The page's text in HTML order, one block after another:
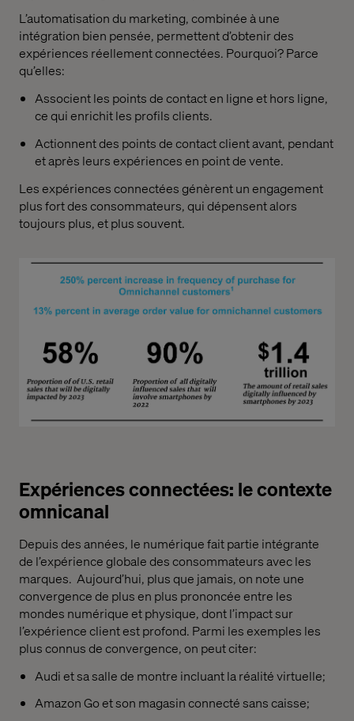
L’automatisation du marketing, combinée à une
intégration bien pensée, permettent d’obtenir des
expériences réellement connectées. Pourquoi? Parce
qu’elles:
Associent les points de contact en ligne et hors ligne,
ce qui enrichit les profils clients.
Actionnent des points de contact client avant, pendant
et après leurs expériences en point de vente.
Les expériences connectées génèrent un engagement
plus fort des consommateurs, qui dépensent alors
toujours plus, et plus souvent.
Expériences connectées: le contexte
omnicanal
Depuis des années, le numérique fait partie intégrante
de l’expérience globale des consommateurs avec les
marques. Aujourd’hui, plus que jamais, on note une
convergence de plus en plus prononcée entre les
mondes numérique et physique, dont l’impact sur
l’expérience client est profond. Parmi les exemples les
plus connus de convergence, on peut citer:
Audi et sa salle de montre incluant la réalité virtuelle;
Amazon Go et son magasin connecté sans caisse;